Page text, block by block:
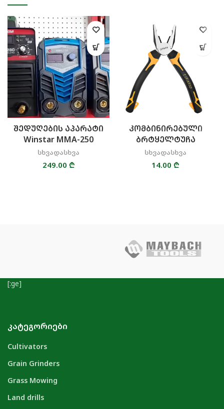
ᲨᲔᲓᲣᲦᲔᲑᲘᲡ ᲐᲞᲐᲠᲐᲢᲘ
Winstar MMA-250
სხვადასხვა
249.00 ₾
ᲙᲝᲛᲑᲘᲜᲘᲠᲔᲑᲣᲚᲘ
ᲑᲠᲢᲧᲔᲚᲢᲣᲩᲐ
სხვადასხვა
14.00 ₾
[:ge]
ᲙᲐᲢᲔᲒᲝᲠᲘᲔᲑᲘ
Cultivators
Grain Grinders
Grass Mowing
Land drills